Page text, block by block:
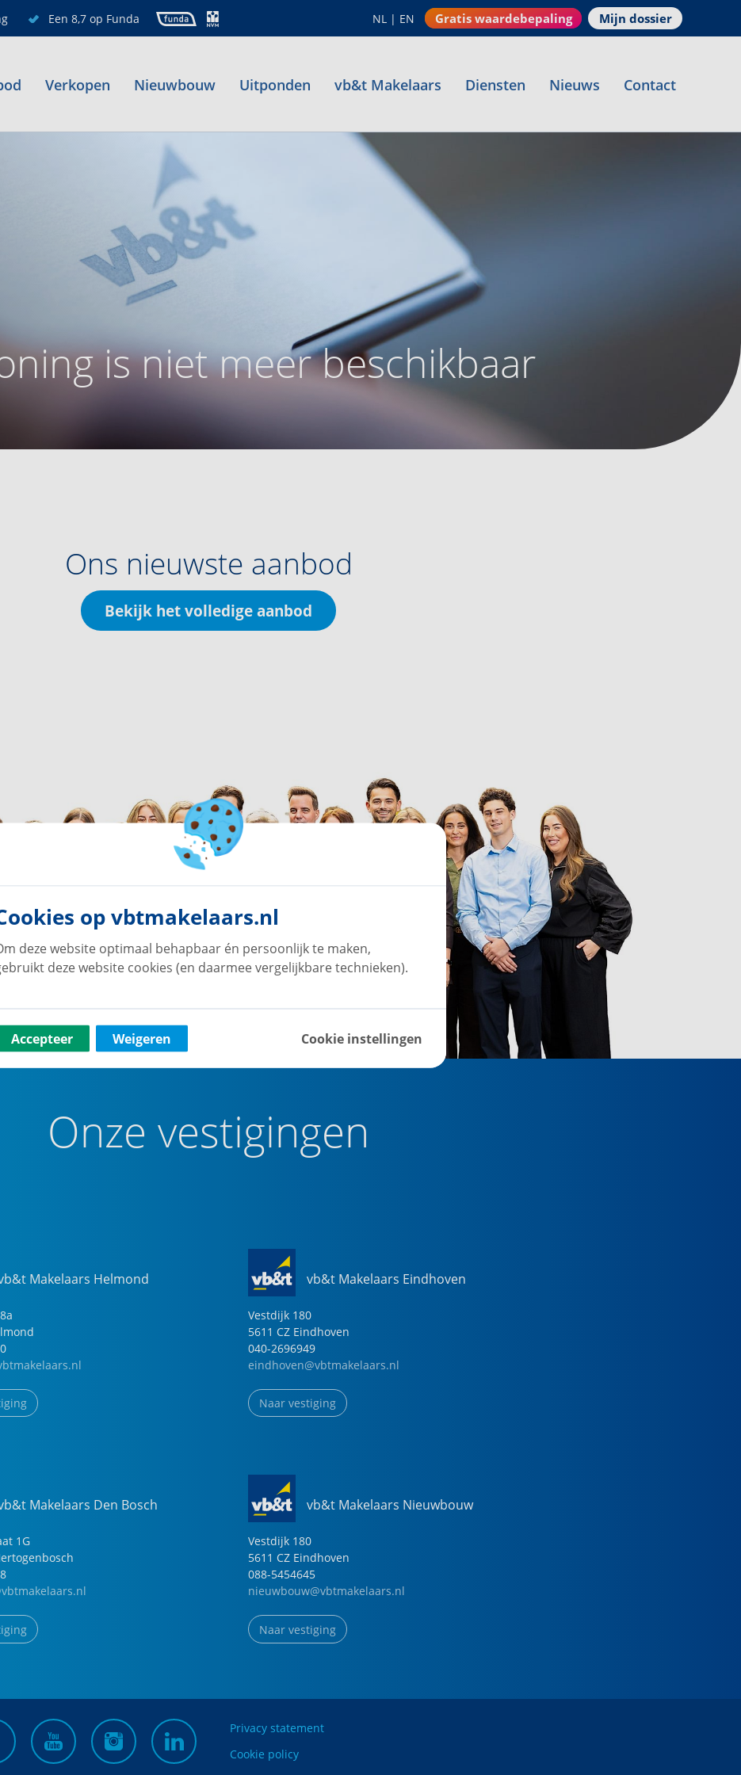
Een 8,7 op Funda NL | EN Gratis waardebepaling Mijn dossier
Verkopen Nieuwbouw Uitponden vb&t Makelaars Diensten Nieuws Contact
is niet meer beschikbaar
Ons nieuwste aanbod
Bekijk het volledige aanbod
Onze vestigingen
Makelaars Helmond
a
vb&t Makelaars Eindhoven
Vestdijk 180
5611 CZ Eindhoven
040-2696949
eindhoven@vbtmakelaars.nl
Naar vestiging
Makelaars Den Bosch
1G
vb&t Makelaars Nieuwbouw
Vestdijk 180
5611 CZ Eindhoven
088-5454645
nieuwbouw@vbtmakelaars.nl
Naar vestiging
Privacy statement
Cookie policy
op vbtmakelaars.nl
deze website optimaal behapbaar én persoonlijk te maken,
deze website cookies (en daarmee vergelijkbare technieken).
Accepteer Weigeren Cookie instellingen